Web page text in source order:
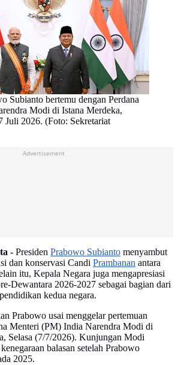
Subianto bertemu dengan Perdana
Modi di Istana Merdeka,
Juli 2026. (Foto: Sekretariat
Advertisement
- Presiden Prabowo Subianto menyambut
dan konservasi Candi Prambanan antara
itu, Kepala Negara juga mengapresiasi
Dewantara 2026-2027 sebagai bagian dari
kedua negara.
Prabowo usai menggelar pertemuan
Menteri (PM) India Narendra Modi di
Selasa (7/7/2026). Kunjungan Modi
balasan setelah Prabowo
2025.